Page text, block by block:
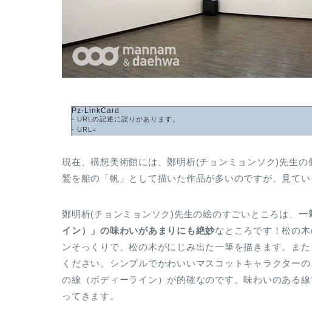
Pz-LinkCard
- URLの記述に誤りがあります。
- URL=
現在、構想美術館には、鄭明析(チョンミョンソク)先生の
鷲を船の「帆」として描いた作品が多いのですが、見て
鄭明析(チョンミョンソク)先生の絵のすごいところは、 一
イン）」の味わいがあまりにも絶妙なところです！松の
ンそっくりで、松の木がにじみ出た一筆を描きます。ま
ください。シンプルでかわいいマスコットキャラクター
の線（ボディーライン）が的確なのです。味わいのある
ってきます。